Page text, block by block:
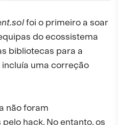
foi o primeiro a soar
do ecossistema
bibliotecas para a
uma correção
não foram
hack. No entanto, os